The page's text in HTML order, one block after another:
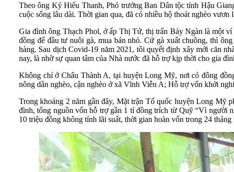
Theo ông Ký Hiếu Thanh, Phó trưởng Ban Dân tộc tỉnh Hậu
cuộc sống lâu dài. Thời gian qua, đã có nhiều hộ thoát nghèo vươn
Gia đình ông Thạch Phol, ở ấp Thị Tứ, thị trấn Bảy Ngàn là một
đồng để đầu tư nuôi gà, mua bán nhỏ. Cứ gà xuất chuồng, thì
hàng. Sau dịch Covid-19 năm 2021, tôi quyết định xây mới căn
nay, là nhờ sự quan tâm của Nhà nước đã hỗ trợ kịp thời cho gia
Không chỉ ở Châu Thành A, tại huyện Long Mỹ, nơi có đông
nông dân nghèo, cận nghèo ở xã Vĩnh Viễn A; Hỗ trợ vốn khởi
Trong khoảng 2 năm gần đây, Mặt trận Tổ quốc huyện Long Mỹ
đình, tổng nguồn vốn hỗ trợ gần 1 tỉ đồng trích từ Quỹ “Vì người
10 triệu đồng không tính lãi suất, thời gian hoàn vốn trong 24